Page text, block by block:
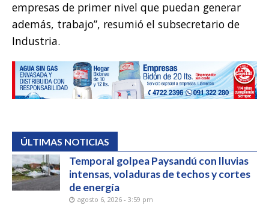
empresas de primer nivel que puedan generar
además, trabajo”, resumió el subsecretario de
Industria.
ÚLTIMAS NOTICIAS
Temporal golpea Paysandú con lluvias
intensas, voladuras de techos y cortes
de energía
agosto 6, 2026 - 3:59 pm